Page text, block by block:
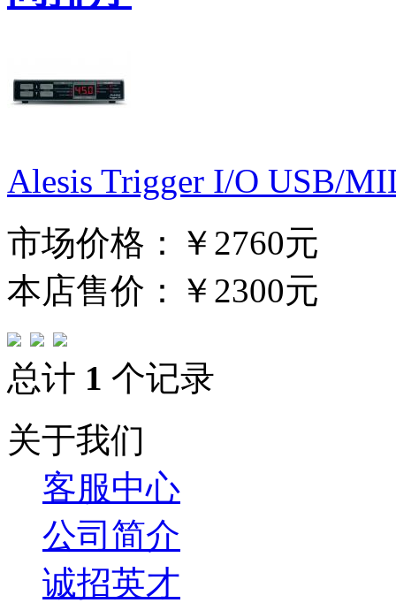
Alesis Trigger I/O USB/
市场价格：
￥2760元
本店售价：
￥2300元
总计 1 个记录
关于我们
客服中心
公司简介
诚招英才